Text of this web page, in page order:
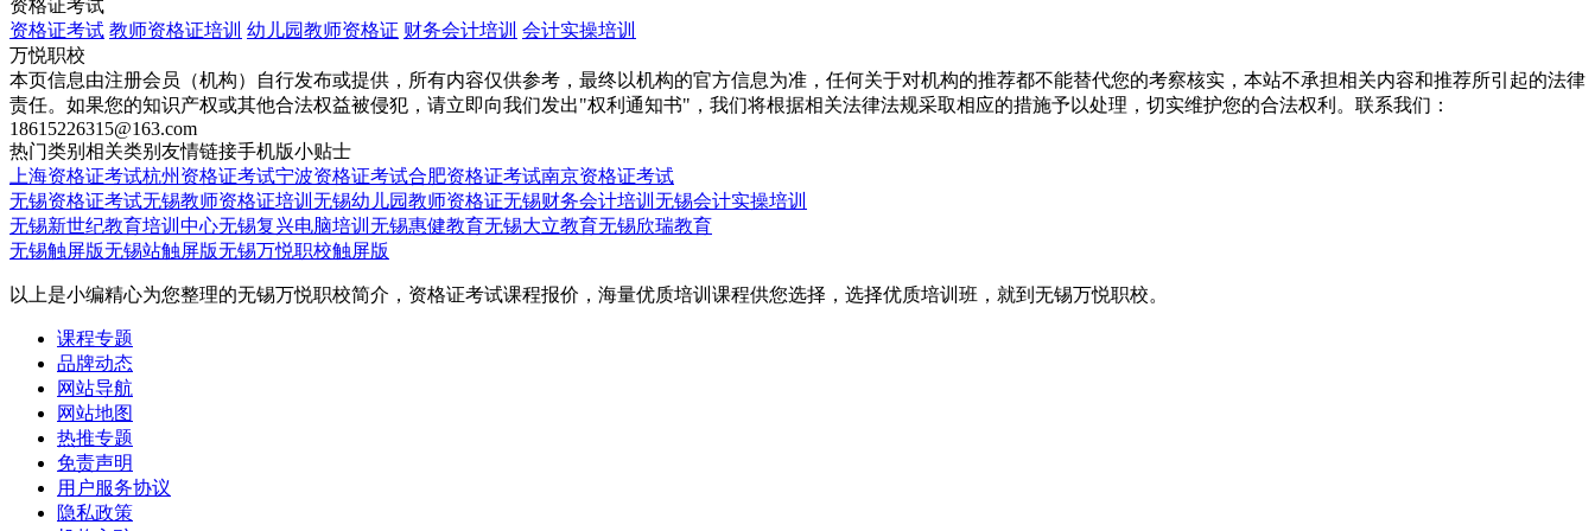
资格证考试
资格证考试 教师资格证培训 幼儿园教师资格证 财务会计培训 会计实操培训
万悦职校
本页信息由注册会员（机构）自行发布或提供，所有内容仅供参考，最终以机构的官方信息为准，任何关于对机构的推荐都不能替代您的考察核实，本站不承担相关内容和推荐所引起的法律
责任。如果您的知识产权或其他合法权益被侵犯，请立即向我们发出"权利通知书"，我们将根据相关法律法规采取相应的措施予以处理，切实维护您的合法权利。联系我们：
18615226315@163.com
热门类别 相关类别 友情链接手机版小贴士
上海资格证考试杭州资格证考试宁波资格证考试合肥资格证考试南京资格证考试
无锡资格证考试无锡教师资格证培训 无锡幼儿园教师资格证无锡财务会计培训 无锡会计实操培训
无锡新世纪教育培训中心无锡复兴电脑培训 无锡惠健教育无锡大立教育无锡欣瑞教育
无锡触屏版无锡站触屏版无锡万悦职校触屏版
以上是小编精心为您整理的无锡万悦职校简介，资格证考试课程报价，海量优质培训课程供您选择，选择优质培训班，就到无锡万悦职校。
课程专题
品牌动态
网站导航
网站地图
热推专题
免责声明
用户服务协议
隐私政策